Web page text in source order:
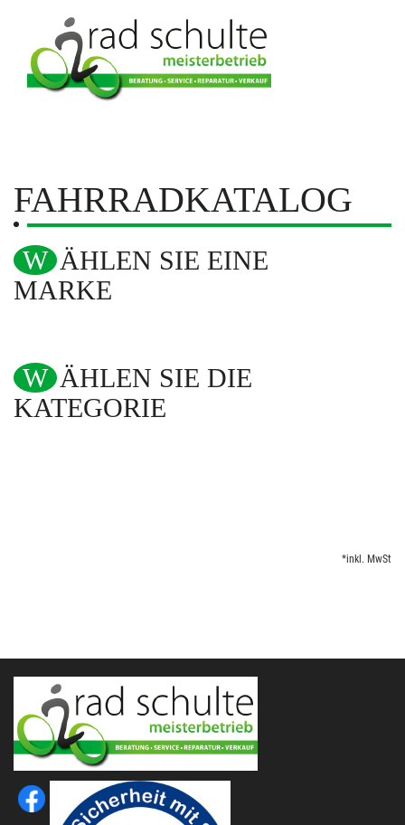
FAHRRADKATALOG
WÄHLEN SIE EINE
MARKE
WÄHLEN SIE DIE
KATEGORIE
*inkl. MwSt